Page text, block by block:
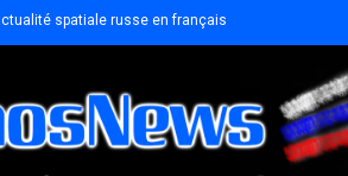
spatiale russe en français